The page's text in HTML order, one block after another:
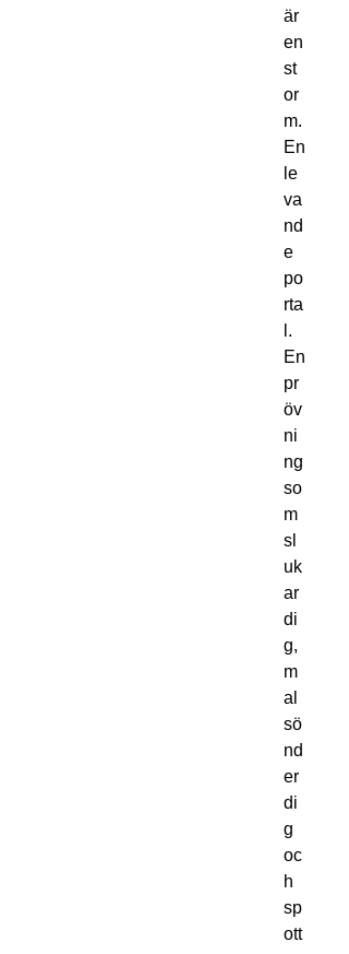
är
en
st
or
m.
En
le
va
nd
e
po
rta
l.
En
pr
öv
ni
ng
so
m
sl
uk
ar
di
g,
m
al
sö
nd
er
di
g
oc
h
sp
ott